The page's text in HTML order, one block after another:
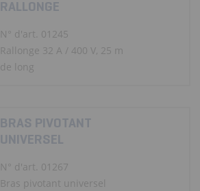
RALLONGE
N° d'art. 01245
Rallonge 32 A / 400 V, 25 m
de long
BRAS PIVOTANT
UNIVERSEL
N° d'art. 01267
Bras pivotant universel